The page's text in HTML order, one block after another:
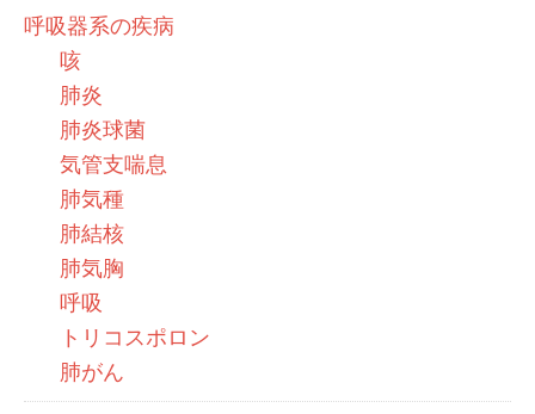
呼吸器系の疾病
咳
肺炎
肺炎球菌
気管支喘息
肺気種
肺結核
肺気胸
呼吸
トリコスポロン
肺がん